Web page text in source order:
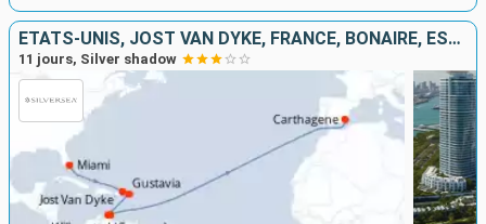
ÉTATS-UNIS, JOST VAN DYKE, FRANCE, BONAIRE, ESPAGNE
11 jours, Silver shadow